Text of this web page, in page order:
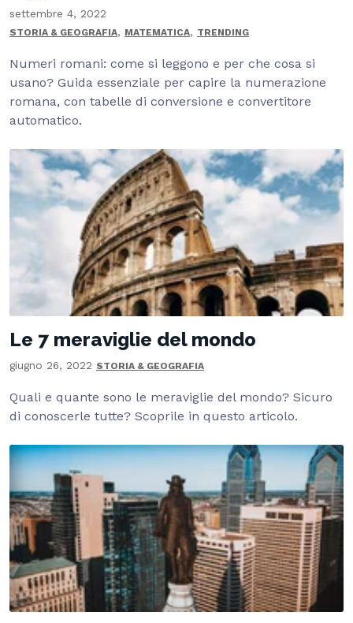
settembre 4, 2022
STORIA & GEOGRAFIA, MATEMATICA, TRENDING
Numeri romani: come si leggono e per che cosa si
usano? Guida essenziale per capire la numerazione
romana, con tabelle di conversione e convertitore
automatico.
Le 7 meraviglie del mondo
giugno 26, 2022 STORIA & GEOGRAFIA
Quali e quante sono le meraviglie del mondo? Sicuro
di conoscerle tutte? Scoprile in questo articolo.